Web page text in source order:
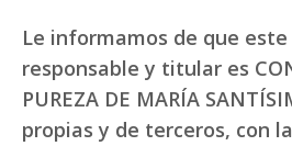
Le informamos de que
responsable y titular es
PUREZA DE MARÍA
propias y de terceros, con